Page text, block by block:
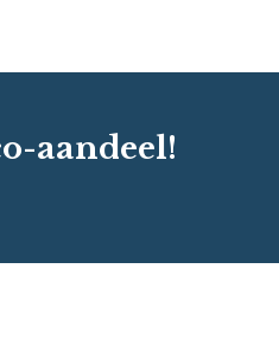
aandeel!